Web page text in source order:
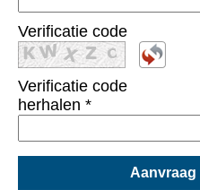
Verificatie code
Verificatie code
herhalen *